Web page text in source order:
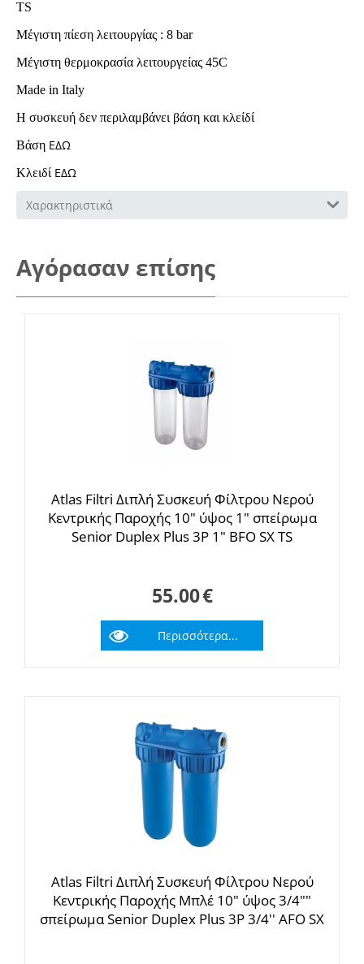
TS
Μέγιστη πίεση λειτουργίας : 8 bar
Μέγιστη θερμοκρασία λειτουργείας 45C
Made in Italy
Η συσκευή δεν περιλαμβάνει βάση και κλείδί
Βάση ΕΔΩ
Κλειδί ΕΔΩ
Χαρακτηριστικά
Αγόρασαν επίσης
Atlas Filtri Διπλή Συσκευή Φίλτρου Νερού
Κεντρικής Παροχής 10" ύψος 1" σπείρωμα
Senior Duplex Plus 3P 1" BFO SX TS
55.00€
Περισσότερα...
Atlas Filtri Διπλή Συσκευή Φίλτρου Νερού
Κεντρικής Παροχής Μπλέ 10" ύψος 3/4""
σπείρωμα Senior Duplex Plus 3P 3/4'' AFO SX